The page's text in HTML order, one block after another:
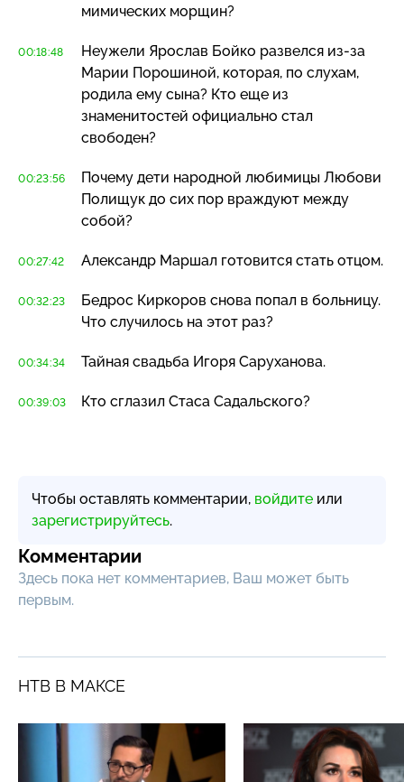
мимических морщин?
00:18:48 Неужели Ярослав Бойко развелся из-за
Марии Порошиной, которая, по слухам,
родила ему сына? Кто еще из
знаменитостей официально стал
свободен?
00:23:56
Почему дети народной любимицы Любови
Полищук до сих пор враждуют между
собой?
00:27:42 Александр Маршал готовится стать отцом.
00:32:23
Бедрос Киркоров снова попал в больницу.
Что случилось на этот раз?
00:34:34 Тайная свадьба Игоря Саруханова.
00:39:03 Кто сглазил Стаса Садальского?
Чтобы оставлять комментарии, войдите или
зарегистрируйтесь.
Комментарии
Здесь пока нет комментариев, Ваш может быть
первым.
НТВ В МАКСЕ